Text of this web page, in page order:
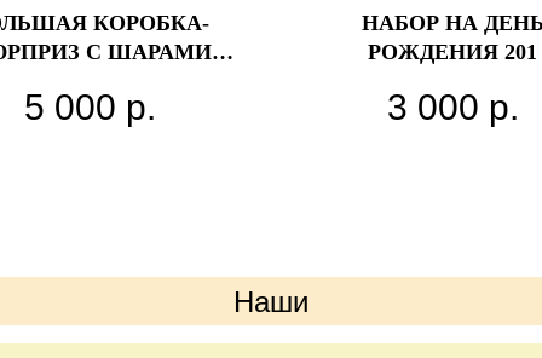
КОРОБКА-
С ШАРАМИ
5 000 р.
НАБОР НА
РОЖДЕНИЯ 201
3 000 р.
Наши
преимущества